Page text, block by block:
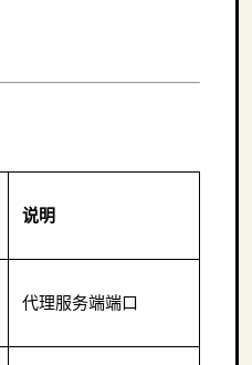
说明
代理服务端端口